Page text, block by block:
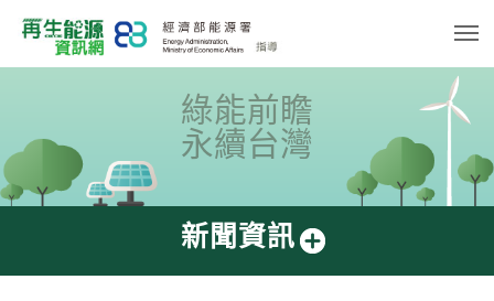
綠能前瞻
永續台灣
新聞資訊